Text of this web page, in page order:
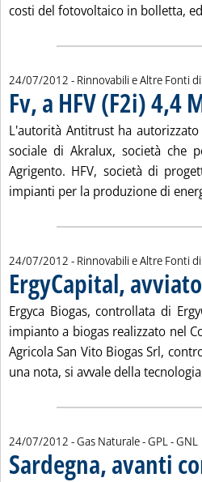
costi del fotovoltaico in bolletta,
24/07/2012 - Rinnovabili e Altre Fonti
Fv, a HFV (F2i) 4,4
L'autorità Antitrust ha
sociale di Akralux, società che
Agrigento. HFV, società di
impianti per la produzione di
24/07/2012 - Rinnovabili e Altre Fonti
ErgyCapital,
Ergyca Biogas, controllata di
impianto a biogas realizzato nel
Agricola San Vito Biogas Srl,
una nota, si avvale della
24/07/2012 - Gas Naturale - GPL - GNL
Sardegna, avanti